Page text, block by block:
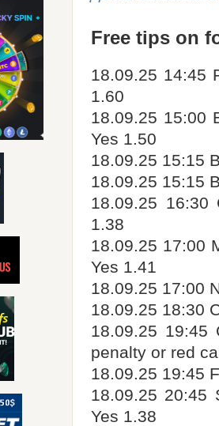
Free tips on
18.09.25 14:45
1.60
18.09.25 15:00
Yes 1.50
18.09.25 15:15
18.09.25 15:15
18.09.25 16:30
1.38
18.09.25 17:00
Yes 1.41
18.09.25 17:00
18.09.25 18:30
18.09.25 19:45
penalty or red
18.09.25 19:45
18.09.25 20:45
Yes 1.38